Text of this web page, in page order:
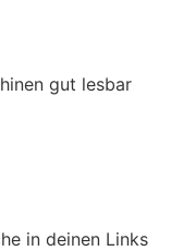
gut lesbar
in deinen Links